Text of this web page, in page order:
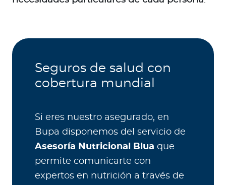
Seguros de salud con
cobertura mundial
Si eres nuestro asegurado, en
Bupa disponemos del servicio de
Asesoría Nutricional Blua que
permite comunicarte con
expertos en nutrición a través de